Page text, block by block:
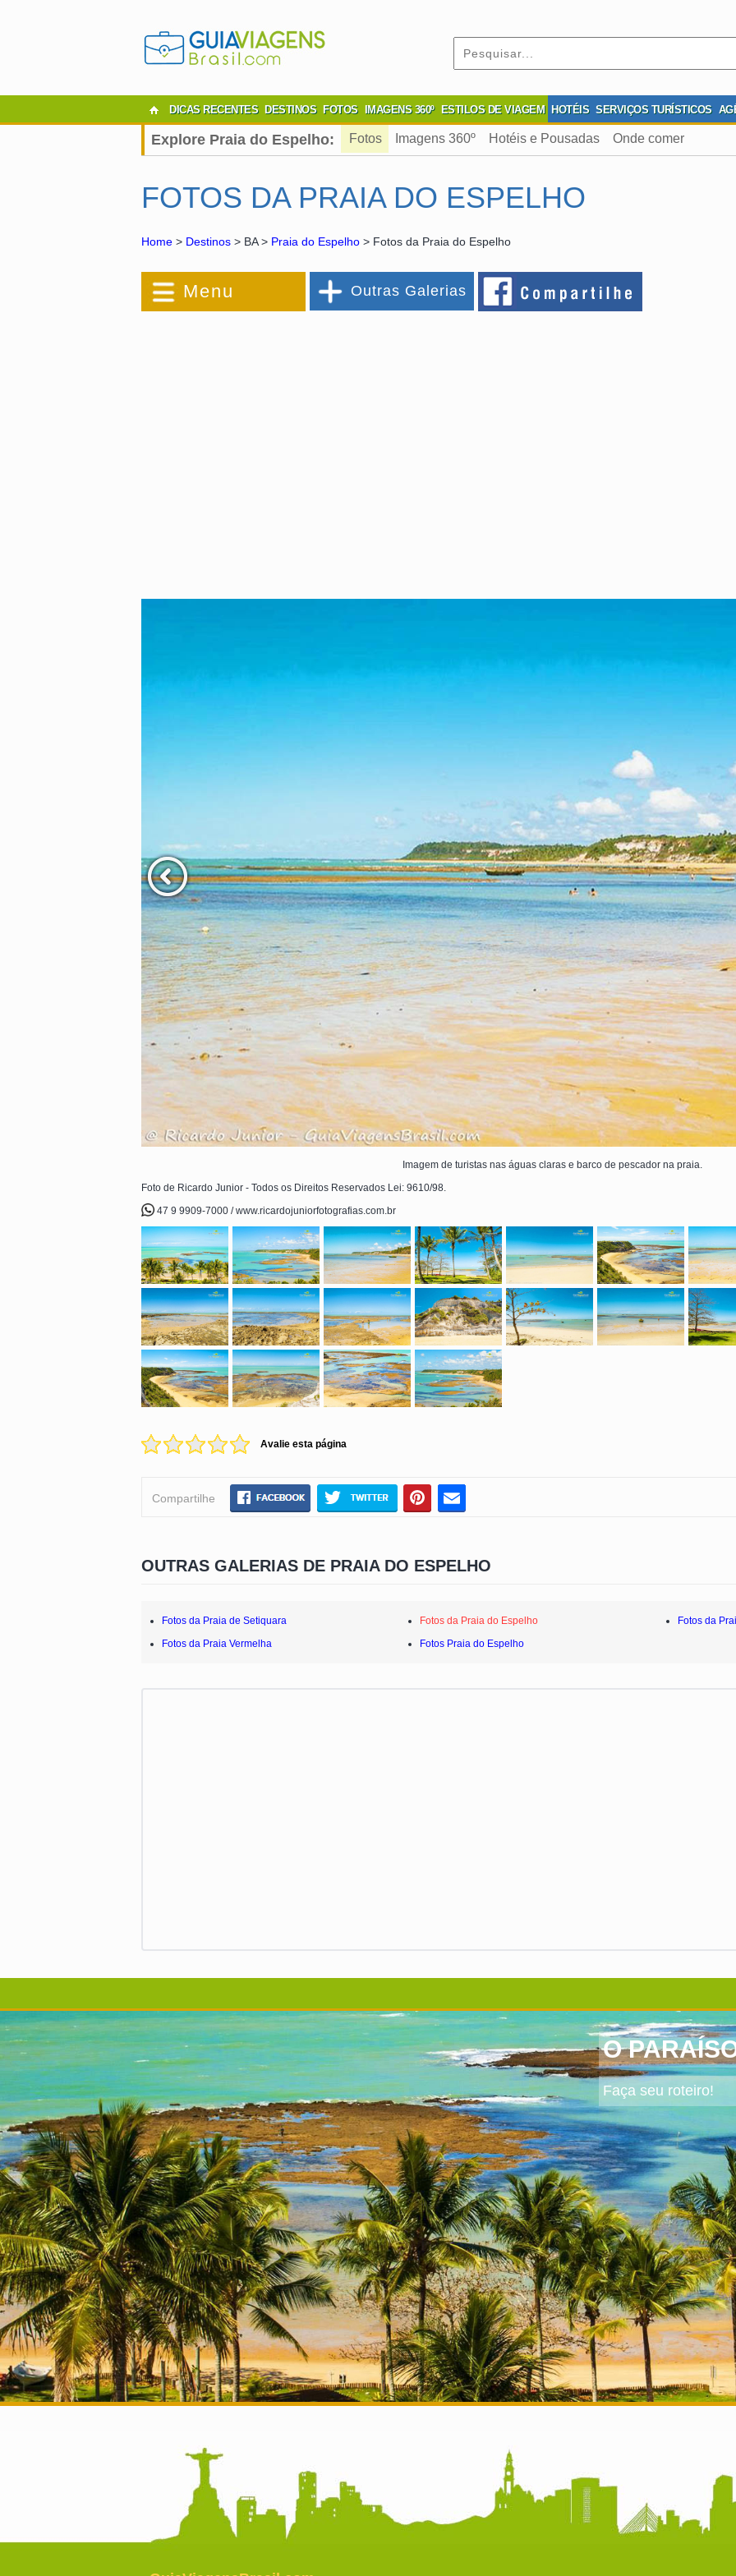
DICAS RECENTES DESTINOS FOTOS IMAGENS 360º ESTILOS DE VIAGEM HOTÉIS SERVIÇOS TURÍSTICOS
Explore Praia do Espelho: Fotos Imagens 360º Hotéis e Pousadas Onde comer
FOTOS DA PRAIA DO ESPELHO
Home > Destinos > BA > Praia do Espelho > Fotos da Praia do Espelho
Menu Outras Galerias
Imagem de turistas nas águas claras e barco de pescador na praia.
Foto de Ricardo Junior - Todos os Direitos Reservados Lei: 9610/98.
47 9 9909-7000 / www.ricardojuniorfotografias.com.br
Avalie esta página
Compartilhe
OUTRAS GALERIAS DE PRAIA DO ESPELHO
Fotos da Praia de Setiquara Fotos da Praia do Espelho
Fotos da
Fotos da Praia Vermelha
Fotos Praia do Espelho
O
Faça seu roteiro!